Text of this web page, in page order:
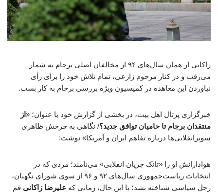
زاکانی از همان سال‌های ۹۴ از مخالفان اصلی برجام به شمار
می‌رفت و در کنار مرحوم زارعی، تمام تلاش خود را برای رأی
نیاوردن این معاهده در کمیسیون ویژه بررسی برجام به کار بست.
خبرگزاری پرتال اهل بیت، در بخشی از گزارش خود با عنوان؛ « از
منتقدان برجام تا حامیان توافق جدید؟/ نگاهی به چرخش ظاهری
سوپرانقلابی‌ها درباره تفاهم ایران و آمریکا» نوشت:
هوادارانش او را «تانک جریان انقلابی» می‌نامند؛ مردی که در
انتخابات ریاست‌جمهوری سال‌های ۹۲ و ۹۶ از سوی شورای نگهبان،
رجل سیاسی شناخته نشد؛ با این حال، زمانی که علیرضا زاکانی قم